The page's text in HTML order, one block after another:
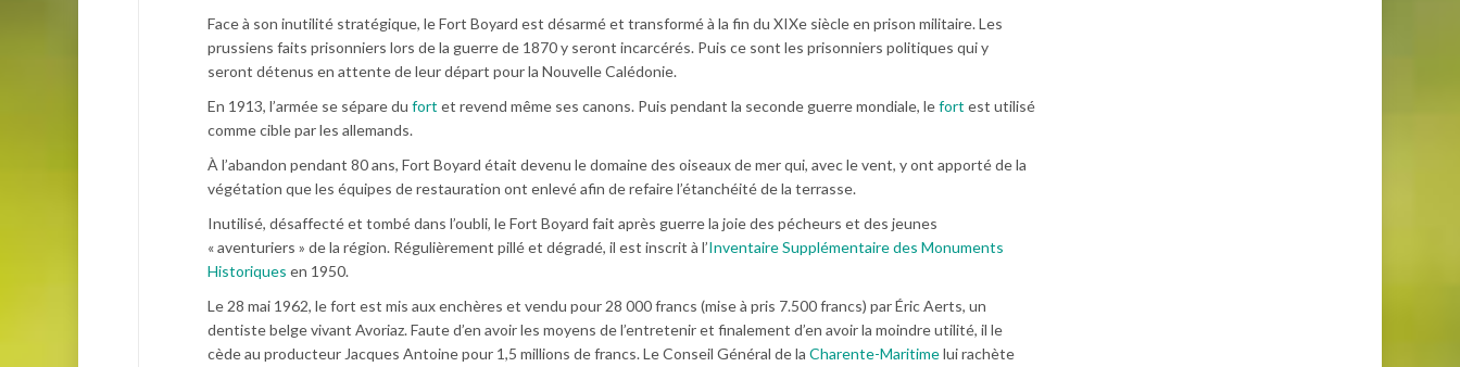
Face à son inutilité stratégique, le Fort Boyard est désarmé et transformé à la fin du XIXe siècle en prison militaire. Les
prussiens faits prisonniers lors de la guerre de 1870 y seront incarcérés. Puis ce sont les prisonniers politiques qui y
seront détenus en attente de leur départ pour la Nouvelle Calédonie.
En 1913, l’armée se sépare du fort et revend même ses canons. Puis pendant la seconde guerre mondiale, lefort est utilisé
comme cible par les allemands.
À l’abandon pendant 80 ans, Fort Boyard était devenu le domaine des oiseaux de mer qui, avec le vent, y ont apporté de la
végétation que les équipes de restauration ont enlevé afin de refaire l’étanchéité de la terrasse.
Inutilisé, désaffecté et tombé dans l’oubli, le Fort Boyard fait après guerre la joie des pécheurs et des jeunes
« aventuriers » de la région. Régulièrement pillé et dégradé, il est inscrit à l’Inventaire Supplémentaire des Monuments
Historiques en 1950.
Le 28 mai 1962, le fort est mis aux enchères et vendu pour 28 000 francs (mise à pris 7.500 francs) par Éric Aerts, un
dentiste belge vivant Avoriaz. Faute d’en avoir les moyens de l’entretenir et finalement d’en avoir la moindre utilité, il le
cède au producteur Jacques Antoine pour 1,5 millions de francs. Le Conseil Général de la Charente-Maritimelui rachète